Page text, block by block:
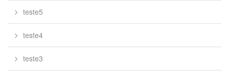
teste5
teste4
teste3